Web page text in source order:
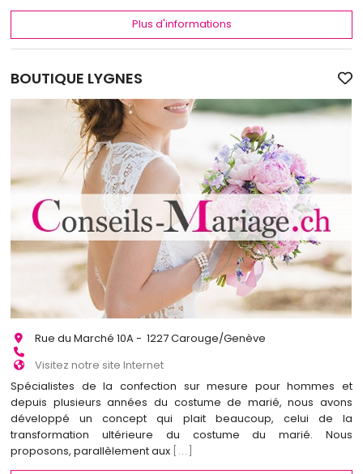
Plus d'informations
BOUTIQUE LYGNES
Rue du Marché 10A - 1227 Carouge/Genève
Visitez notre site Internet
Spécialistes de la confection sur mesure pour hommes et
depuis plusieurs années du costume de marié, nous avons
développé un concept qui plait beaucoup, celui de la
transformation ultérieure du costume du marié. Nous
proposons, parallèlement aux [...]